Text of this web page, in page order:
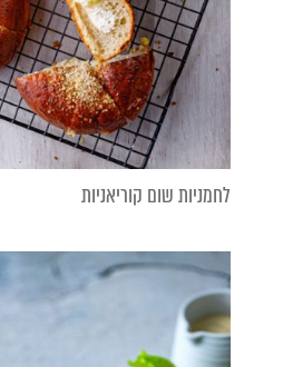
לחמניות שום קוריאניות